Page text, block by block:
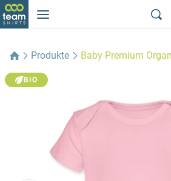
Produkte Baby Premium
BIO